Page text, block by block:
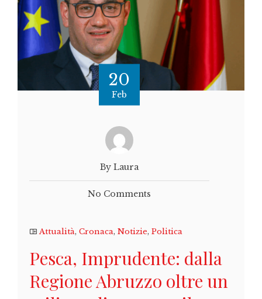
20
Feb
By Laura
No Comments
Attualità, Cronaca, Notizie, Politica
Pesca, Imprudente: dalla
Regione Abruzzo oltre un